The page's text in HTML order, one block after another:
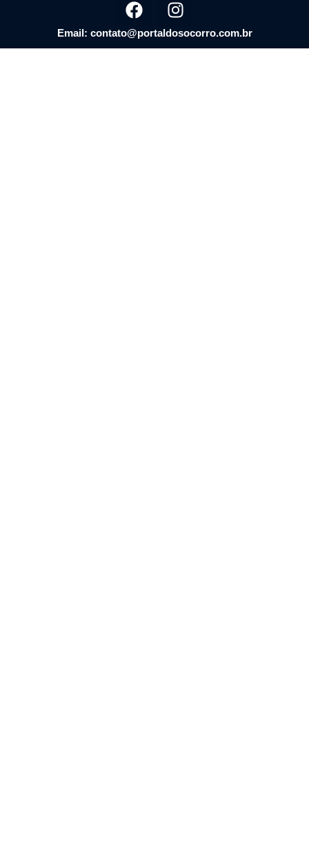
Email: contato@portaldosocorro.com.br